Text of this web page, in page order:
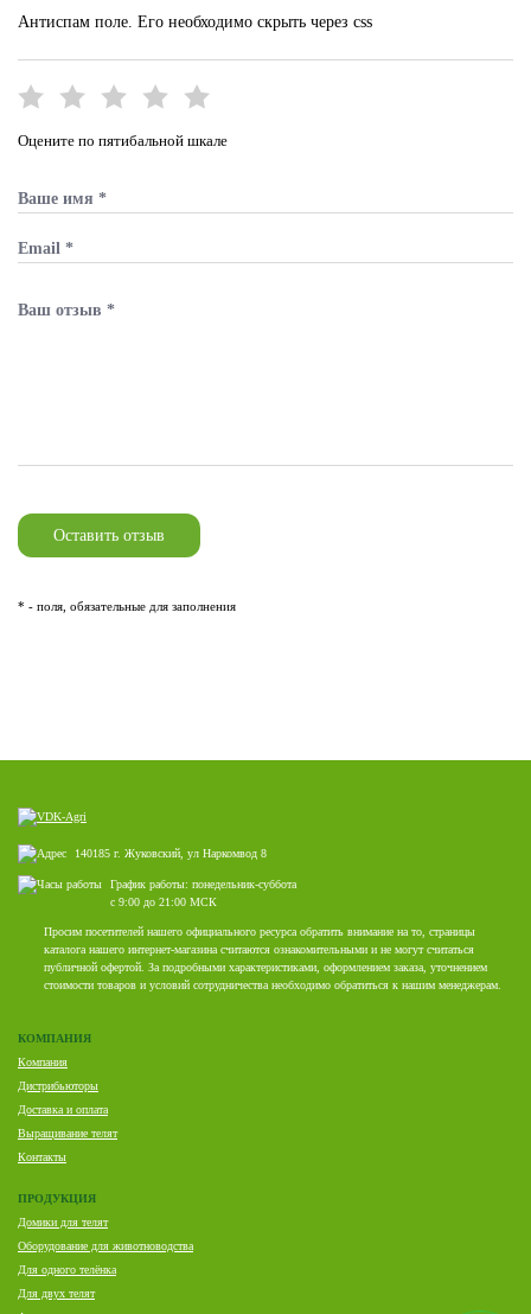
Антиспам поле. Его необходимо скрыть через css
Оцените по пятибальной шкале
* - поля, обязательные для заполнения
140185 г. Жуковский, ул Наркомвод 8
График работы: понедельник-суббота
с 9:00 до 21:00 МСК
Просим посетителей нашего официального ресурса обратить внимание на то, страницы
каталога нашего интернет-магазина считаются ознакомительными и не могут считаться
публичной офертой. За подробными характеристиками, оформлением заказа, уточнением
стоимости товаров и условий сотрудничества необходимо обратиться к нашим менеджерам.
КОМПАНИЯ
Компания
Дистрибьюторы
Доставка и оплата
Выращивание телят
Контакты
ПРОДУКЦИЯ
Домики для телят
Оборудование для животноводства
Для одного телёнка
Для двух телят